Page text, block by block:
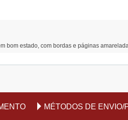
bom estado, com bordas e páginas
MÉTODOS DE